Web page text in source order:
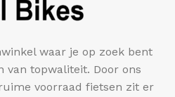
waar je op zoek bent
van topwaliteit. Door ons
voorraad fietsen zit er